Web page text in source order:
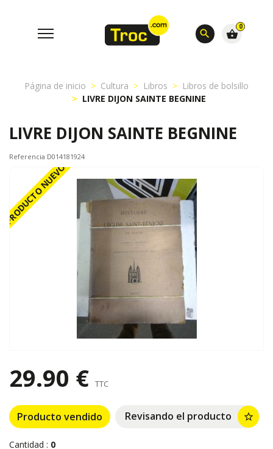
search
0
shopping_basket
Página de inicio Cultura Libros
Libros de bolsillo
LIVRE DIJON SAINTE BEGNINE
LIVRE DIJON SAINTE BEGNINE
Referencia D014181924
PRODUCTO NUEVO
29.90 € TTC
Producto vendido Revisando el producto star_border
Cantidad : 0